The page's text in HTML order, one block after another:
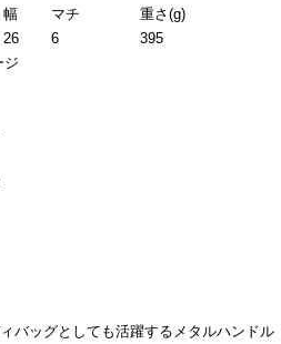
幅 マチ
重さ(g)
26 6
395
ジ
バッグとしても活躍するメタルハンドル